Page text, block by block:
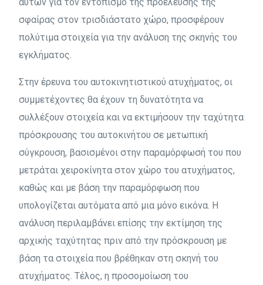
σφαίρας στον τρισδιάστατο χώρο, προσφέρουν
πολύτιμα στοιχεία για την ανάλυση της σκηνής του
εγκλήματος.
Στην έρευνα του αυτοκινητιστικού ατυχήματος, οι
συμμετέχοντες θα έχουν τη δυνατότητα να
συλλέξουν στοιχεία και να εκτιμήσουν την ταχύτητα
πρόσκρουσης του αυτοκινήτου σε μετωπική
σύγκρουση, βασισμένοι στην παραμόρφωσή του που
μετράται χειροκίνητα στον χώρο του ατυχήματος,
καθώς και με βάση την παραμόρφωση που
υπολογίζεται αυτόματα από μια μόνο εικόνα. Η
ανάλυση περιλαμβάνει επίσης την εκτίμηση της
αρχικής ταχύτητας πριν από την πρόσκρουση με
βάση τα στοιχεία που βρέθηκαν στη σκηνή του
ατυχήματος. Τέλος, η προσομοίωση του